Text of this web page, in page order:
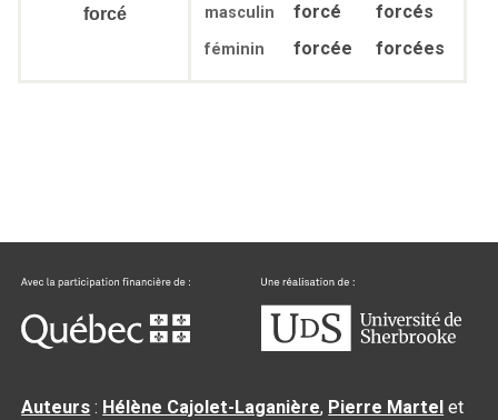
forcé
masculin
forcé forcés
féminin forcée forcées
Auteurs : Hélène Cajolet-Laganière, Pierre Martel et